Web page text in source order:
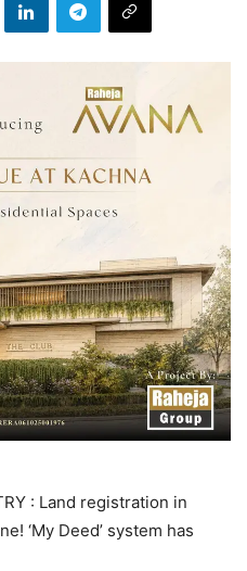
: Land registration in
‘My Deed’ system has